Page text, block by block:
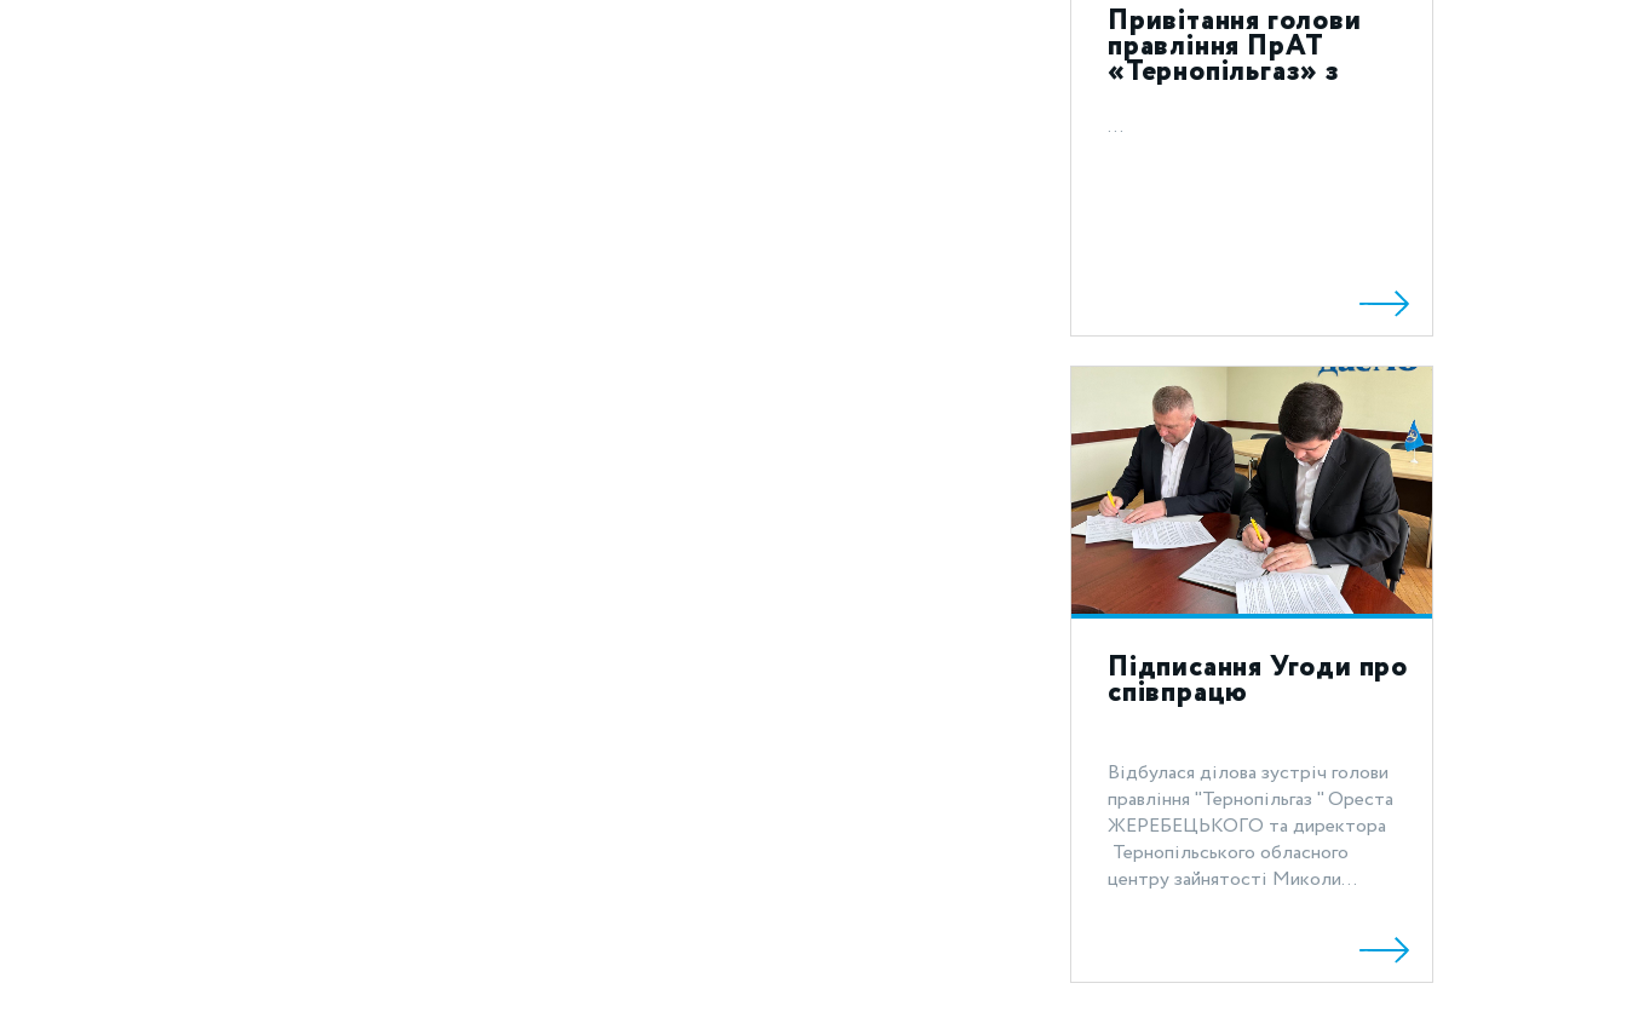
Привітання голови
правління ПрАТ
«Тернопільгаз» з
святом Воскресіння
Христового 2023!
...
Підписання Угоди про
співпрацю
Відбулася ділова зустріч голови
правління "Тернопільгаз " Ореста
ЖЕРЕБЕЦЬКОГО та директора
Тернопільського обласного
центру зайнятості Миколи...